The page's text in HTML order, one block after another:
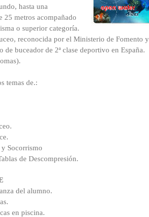
hasta una
25 metros acompañado
o superior categoría.
reconocida por el Ministerio de Fomento y
buceador de 2ª clase deportivo en España.
temas de.:
Socorrismo
de Descompresión.
del alumno.
en piscina.